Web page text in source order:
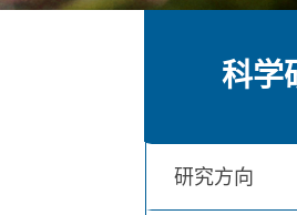
科学
研究方向